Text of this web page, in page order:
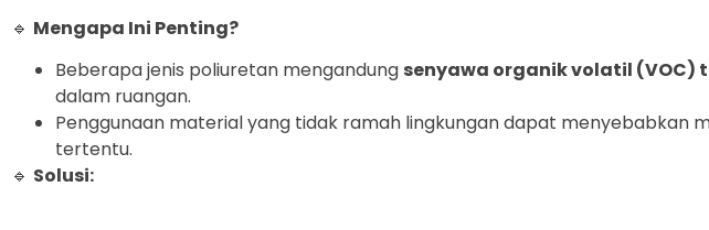
🔹 Mengapa Ini Penting?
Beberapa jenis poliuretan mengandung senyawa organik volatil (VOC)
dalam ruangan.
Penggunaan material yang tidak ramah lingkungan dapat menyebabkan
tertentu.
🔹 Solusi: